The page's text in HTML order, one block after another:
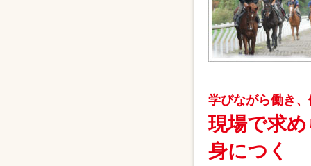
学びながら働き
現場で求
身につく